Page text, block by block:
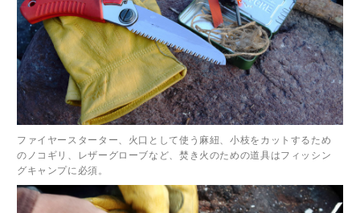
ファイヤースターター、火口として使う麻紐、小枝をカットするため
のノコギリ、レザーグローブなど、焚き火のための道具はフィッシン
グキャンプに必須。